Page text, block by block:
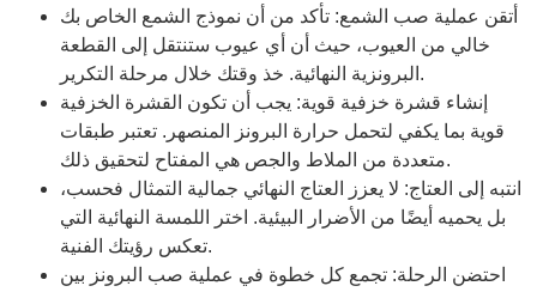
أتقن عملية صب الشمع: تأكد من أن نموذج الشمع الخاص بك
خالي من العيوب، حيث أن أي عيوب ستنتقل إلى القطعة
البرونزية النهائية. خذ وقتك خلال مرحلة التكرير.
إنشاء قشرة خزفية قوية: يجب أن تكون القشرة الخزفية
قوية بما يكفي لتحمل حرارة البرونز المنصهر. تعتبر طبقات
متعددة من الملاط والجص هي المفتاح لتحقيق ذلك.
انتبه إلى العتاج: لا يعزز العتاج النهائي جمالية التمثال فحسب،
بل يحميه أيضًا من الأضرار البيئية. اختر اللمسة النهائية التي
تعكس رؤيتك الفنية.
احتضن الرحلة: تجمع كل خطوة في عملية صب البرونز بين